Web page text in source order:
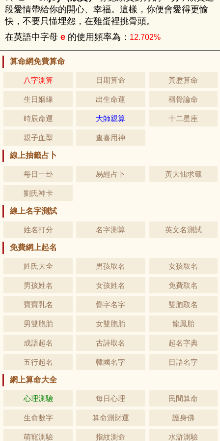
段愛情帶給你的開心、幸福。這樣，你便會愛得更愉
快，不要只懂埋怨，在雞蛋裡挑骨頭。
在英語中字母 e 的使用頻率為： 12.702%
算命網免費算命
八字測算 日期算命 黃歷算命
生日姻緣 出生命運 稱骨論命
時辰命運 大師親算 十二星座
親子血型 查喜用神
線上抽籤占卜
每日一卦 易經占卜 黃大仙求籤
劉氏神卡
線上名字測試
姓名打分 名字測算 英文名測試
免費網上起名
姓氏大全 男孩取名 女孩取名
男孩姓名 女孩姓名 免費取名
寶寶乳名 疊字名字 雙胞取名
男雙胞胎 女雙胞胎 龍鳳胎
成語起名 古詩取名 起名字典
五行起名 韓國名字 日語名字
網上算命大全
心理測驗 每日心理 民間算命
生命數字 算命測財運 護身佛
萌寵測驗 指紋測命 水滸測驗